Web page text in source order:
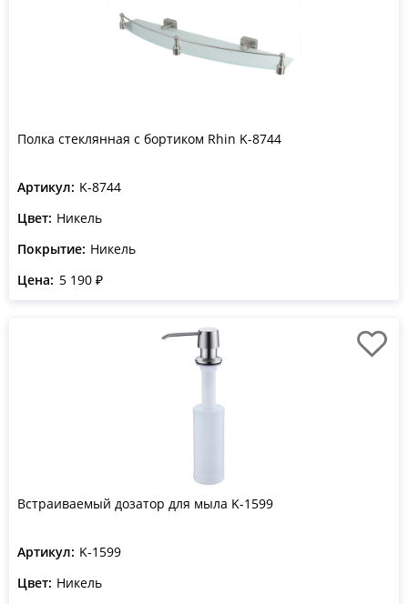
Полка стеклянная с бортиком Rhin K-8744
Артикул: K-8744
Цвет: Никель
Покрытие: Никель
Цена: 5 190 ₽
Встраиваемый дозатор для мыла K-1599
Артикул: K-1599
Цвет: Никель